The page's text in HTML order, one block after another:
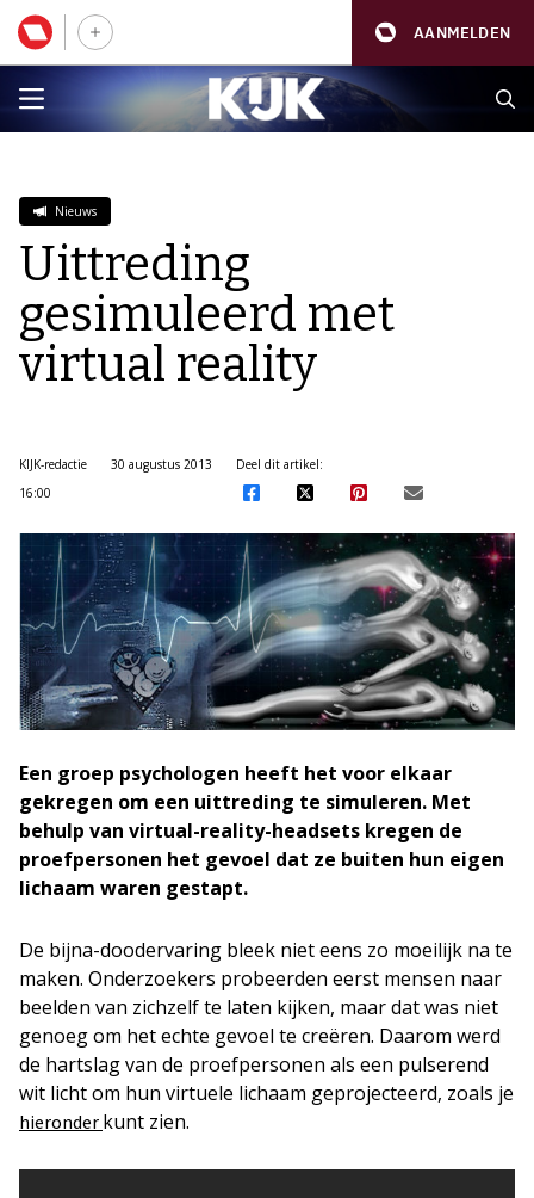
AANMELDEN
Nieuws
Uittreding
gesimuleerd met
virtual reality
KIJK-redactie
30 augustus 2013
16:00
Deel dit artikel:
Een groep psychologen heeft het voor elkaar
gekregen om een uittreding te simuleren. Met
behulp van virtual-reality-headsets kregen de
proefpersonen het gevoel dat ze buiten hun eigen
lichaam waren gestapt.
De bijna-doodervaring bleek niet eens zo moeilijk na te
maken. Onderzoekers probeerden eerst mensen naar
beelden van zichzelf te laten kijken, maar dat was niet
genoeg om het echte gevoel te creëren. Daarom werd
de hartslag van de proefpersonen als een pulserend
wit licht om hun virtuele lichaam geprojecteerd, zoals je
hieronder kunt zien.